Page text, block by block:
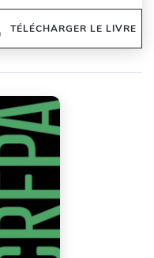
TÉLÉCHARGER LE LIVRE